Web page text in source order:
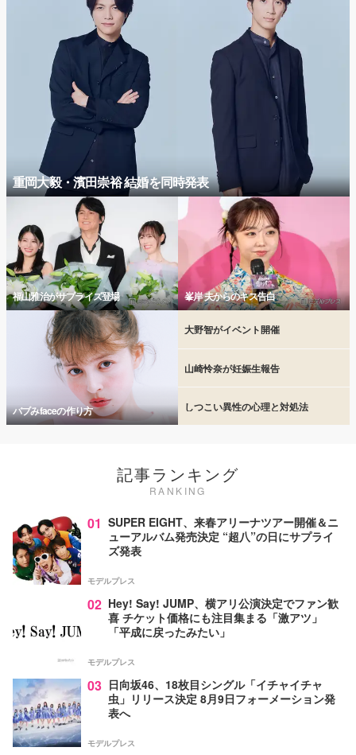
重岡大毅・濱田崇裕 結婚を同時発表
福山雅治がサプライズ登場 峯岸 夫からのキス告白
バブみfaceの作り方
大野智がイベント開催
山崎怜奈が妊娠生報告
しつこい異性の心理と対処法
記事ランキング
RANKING
01 SUPER EIGHT、来春アリーナツアー開催＆ニ
ューアルバム発売決定 “超八”の日にサプライ
ズ発表
モデルプレス
02 Hey! Say! JUMP、横アリ公演決定でファン歓
喜 チケット価格にも注目集まる「激アツ」
「平成に戻ったみたい」
モデルプレス
03 日向坂46、18枚目シングル「イチャイチャ
虫」リリース決定 8月9日フォーメーション発
表へ
モデルプレス